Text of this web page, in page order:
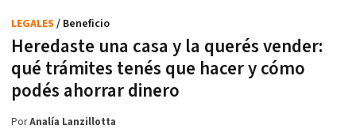
Heredaste una casa y la querés vender:
qué trámites tenés que hacer y cómo
podés ahorrar dinero
LEGALES / Beneficio
PorAnalía Lanzillotta